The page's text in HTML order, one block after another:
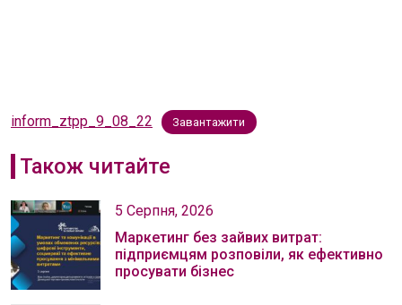
inform_ztpp_9_08_22 Завантажити
Також читайте
5 Серпня, 2026
Маркетинг без зайвих витрат:
підприємцям розповіли, як ефективно
просувати бізнес